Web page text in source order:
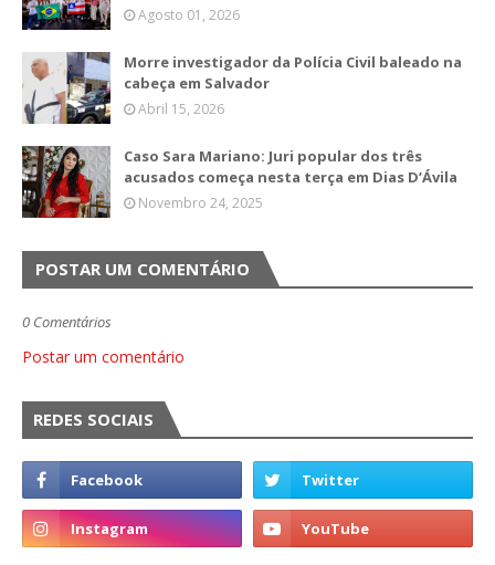
Agosto 01, 2026
Morre investigador da Polícia Civil baleado na
cabeça em Salvador
Abril 15, 2026
Caso Sara Mariano: Juri popular dos três
acusados começa nesta terça em Dias D’Ávila
Novembro 24, 2025
POSTAR UM COMENTÁRIO
0 Comentários
Postar um comentário
REDES SOCIAIS